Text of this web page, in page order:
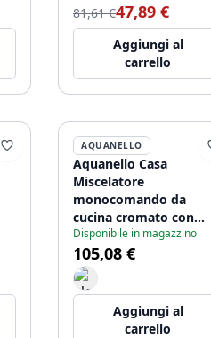
81,61 €47,89 €
Aggiungi al
carrello
AQUANELLO
Aquanello Casa
Miscelatore
monocomando da
cucina cromato con
bocca di erogazione da
15 cm CR-1415-CS
Disponibile in magazzino
105,08 €
Aggiungi al
carrello